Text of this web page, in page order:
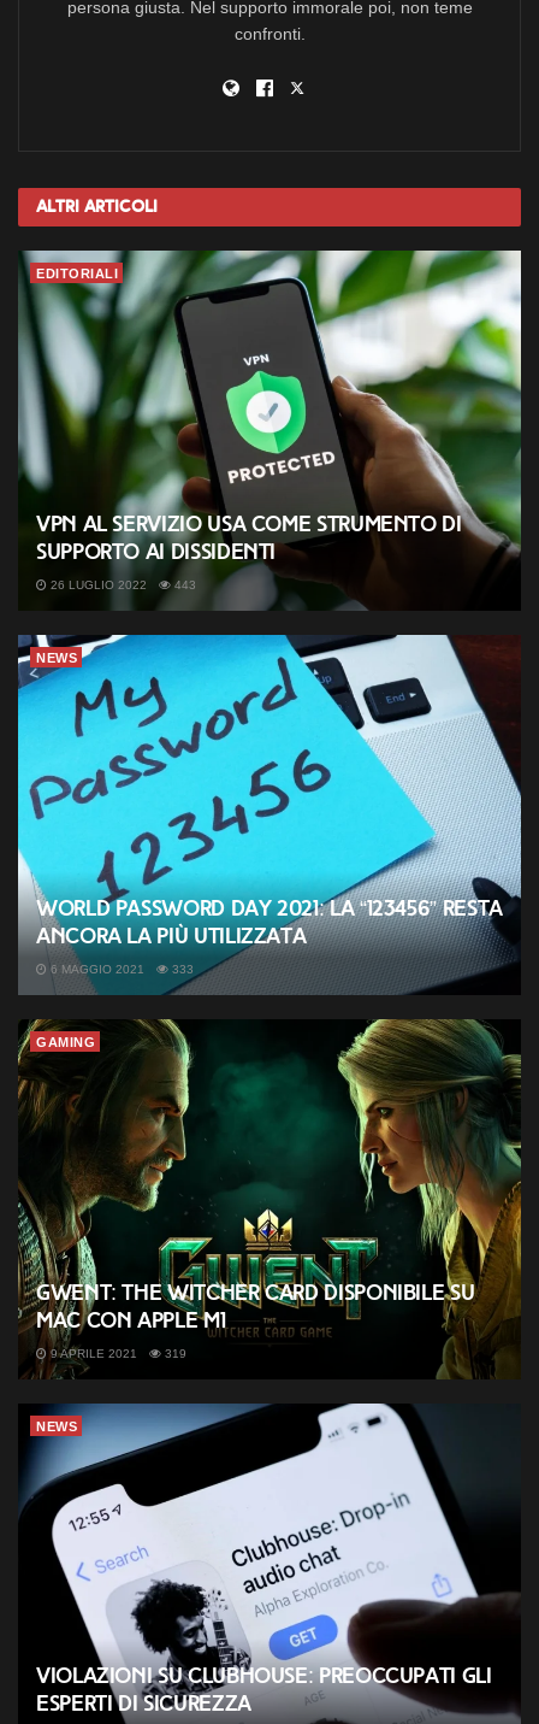
persona giusta. Nel supporto immorale poi, non teme
confronti.
Altri Articoli
EDITORIALI
VPN al servizio USA come strumento di
supporto ai dissidenti
26 LUGLIO 2022 443
NEWS
World Password Day 2021: la “123456” resta
ancora la più utilizzata
6 MAGGIO 2021 333
GAMING
GWENT: The Witcher Card disponibile su
Mac con Apple M1
9 APRILE 2021 319
NEWS
Violazioni su Clubhouse: preoccupati gli
esperti di sicurezza